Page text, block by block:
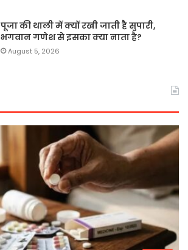
पूजा की थाली में क्यों रखी जाती है सुपारी,
भगवान गणेश से इसका क्या नाता है?
August 5, 2026